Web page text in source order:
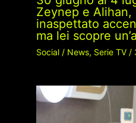
Zeynep e Alihan,
inaspettato
ma lei scopre
Social/ News, Serie TV/